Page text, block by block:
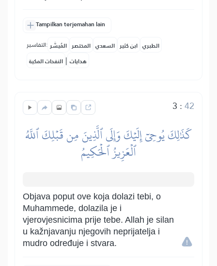
Tampilkan terjemahan lain
التفاسير: المُيسَّر المختصر السعدي ابن كثير الطبري
النفحات المكية | هدايات
3 :42
كَذَٰلِكَ يُوحِيٓ إِلَيۡكَ وَإِلَى ٱلَّذِينَ مِن قَبۡلِكَ ٱللَّهُ
ٱلۡعَزِيزُ ٱلۡحَكِيمُ
Objava poput ove koja dolazi tebi, o
Muhammede, dolazila je i
vjerovjesnicima prije tebe. Allah je silan
u kažnjavanju njegovih neprijatelja i
mudro određuje i stvara.